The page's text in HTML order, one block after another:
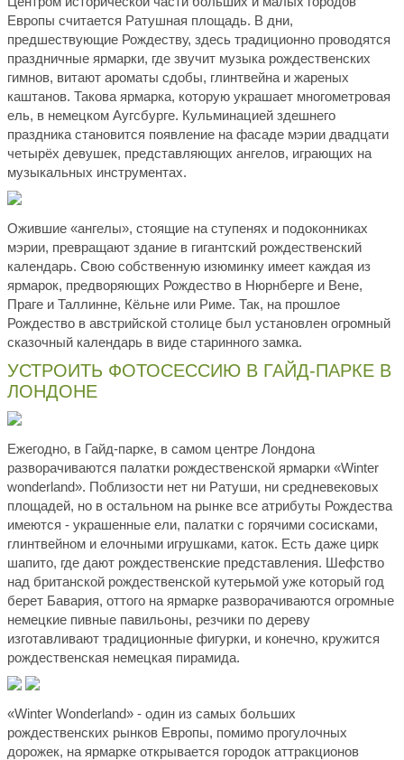
Европы считается Ратушная площадь. В дни,
предшествующие Рождеству, здесь традиционно проводятся
праздничные ярмарки, где звучит музыка рождественских
гимнов, витают ароматы сдобы, глинтвейна и жареных
каштанов. Такова ярмарка, которую украшает многометровая
ель, в немецком Аугсбурге. Кульминацией здешнего
праздника становится появление на фасаде мэрии двадцати
четырёх девушек, представляющих ангелов, играющих на
музыкальных инструментах.
Ожившие «ангелы», стоящие на ступенях и подоконниках
мэрии, превращают здание в гигантский рождественский
календарь. Свою собственную изюминку имеет каждая из
ярмарок, предворяющих Рождество в Нюрнберге и Вене,
Праге и Таллинне, Кёльне или Риме. Так, на прошлое
Рождество в австрийской столице был установлен огромный
сказочный календарь в виде старинного замка.
УСТРОИТЬ ФОТОСЕССИЮ В ГАЙД-ПАРКЕ В
ЛОНДОНЕ
Ежегодно, в Гайд-парке, в самом центре Лондона
разворачиваются палатки рождественской ярмарки «Winter
wonderland». Поблизости нет ни Ратуши, ни средневековых
площадей, но в остальном на рынке все атрибуты Рождества
имеются - украшенные ели, палатки с горячими сосисками,
глинтвейном и елочными игрушками, каток. Есть даже цирк
шапито, где дают рождественские представления. Шефство
над британской рождественской кутерьмой уже который год
берет Бавария, оттого на ярмарке разворачиваются огромные
немецкие пивные павильоны, резчики по дереву
изготавливают традиционные фигурки, и конечно, кружится
рождественская немецкая пирамида.
«Winter Wonderland» - один из самых больших
рождественских рынков Европы, помимо прогулочных
дорожек, на ярмарке открывается городок аттракционов